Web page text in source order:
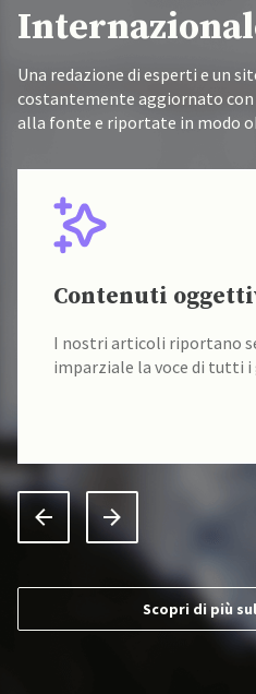
Una redazione di esperti e un
costantemente aggiornato
alla fonte e riportate in modo
Contenuti
I nostri articoli riportano
imparziale la voce di tutti i
Scopri di più